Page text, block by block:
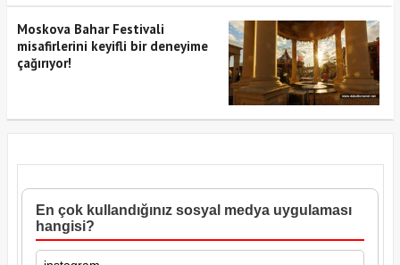
Moskova Bahar Festivali
misafirlerini keyifli bir deneyime
çağırıyor!
En çok kullandığınız sosyal medya uygulaması
hangisi?